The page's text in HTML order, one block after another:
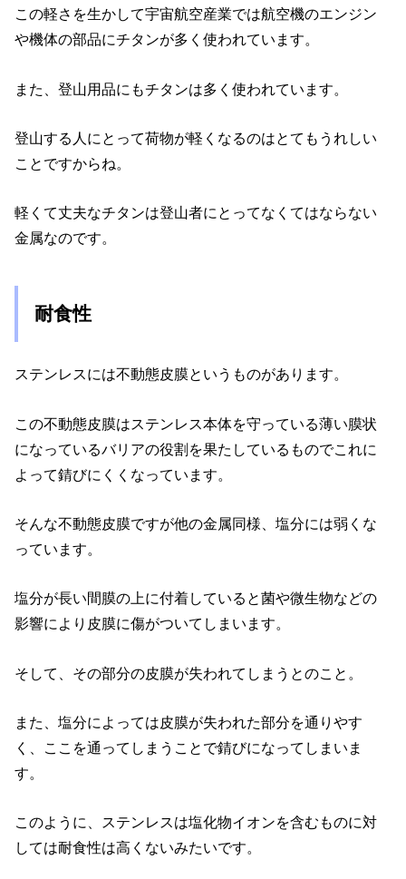
この軽さを生かして宇宙航空産業では航空機のエンジン
や機体の部品にチタンが多く使われています。
また、登山用品にもチタンは多く使われています。
登山する人にとって荷物が軽くなるのはとてもうれしい
ことですからね。
軽くて丈夫なチタンは登山者にとってなくてはならない
金属なのです。
耐食性
ステンレスには不動態皮膜というものがあります。
この不動態皮膜はステンレス本体を守っている薄い膜状
になっているバリアの役割を果たしているものでこれに
よって錆びにくくなっています。
そんな不動態皮膜ですが他の金属同様、塩分には弱くな
っています。
塩分が長い間膜の上に付着していると菌や微生物などの
影響により皮膜に傷がついてしまいます。
そして、その部分の皮膜が失われてしまうとのこと。
また、塩分によっては皮膜が失われた部分を通りやす
く、ここを通ってしまうことで錆びになってしまいま
す。
このように、ステンレスは塩化物イオンを含むものに対
しては耐食性は高くないみたいです。